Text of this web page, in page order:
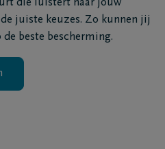
die luistert naar jouw
juiste keuzes. Zo kunnen jij
beste bescherming.